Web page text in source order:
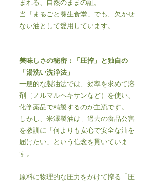
まれる、自然のままの証。
当「まるごと養生食堂」でも、欠かせ
ない油として愛用しています。
美味しさの秘密：「圧搾」と独自の
「湯洗い洗浄法」
一般的な製油法では、効率を求めて溶
剤（ノルマルヘキサンなど）を使い、
化学薬品で精製するのが主流です。
しかし、米澤製油は、過去の食品公害
を教訓に「何よりも安心で安全な油を
届けたい」という信念を貫いていま
す。
原料に物理的な圧力をかけて搾る「圧